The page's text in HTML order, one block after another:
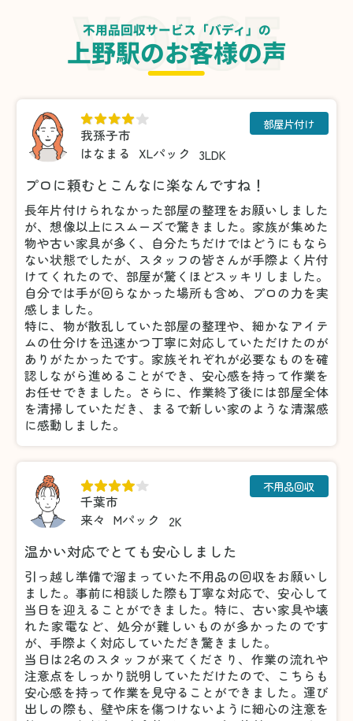
不用品回収サービス「バディ」の
上野駅のお客様の声
我孫子市
はなまる
XLパック 3LDK
部屋片付け
プロに頼むとこんなに楽なんですね！
長年片付けられなかった部屋の整理をお願いしました
が、想像以上にスムーズで驚きました。家族が集めた
物や古い家具が多く、自分たちだけではどうにもなら
ない状態でしたが、スタッフの皆さんが手際よく片付
けてくれたので、部屋が驚くほどスッキリしました。
自分では手が回らなかった場所も含め、プロの力を実
感しました。
特に、物が散乱していた部屋の整理や、細かなアイテ
ムの仕分けを迅速かつ丁寧に対応していただけたのが
ありがたかったです。家族それぞれが必要なものを確
認しながら進めることができ、安心感を持って作業を
お任せできました。さらに、作業終了後には部屋全体
を清掃していただき、まるで新しい家のような清潔感
に感動しました。
千葉市
来々 Mパック 2K
不用品回収
温かい対応でとても安心しました
引っ越し準備で溜まっていた不用品の回収をお願いし
ました。事前に相談した際も丁寧な対応で、安心して
当日を迎えることができました。特に、古い家具や壊
れた家電など、処分が難しいものが多かったのです
が、手際よく対応していただき驚きました。
当日は2名のスタッフが来てくださり、作業の流れや
注意点をしっかり説明していただけたので、こちらも
安心感を持って作業を見守ることができました。運び
出しの際も、壁や床を傷つけないように細心の注意を